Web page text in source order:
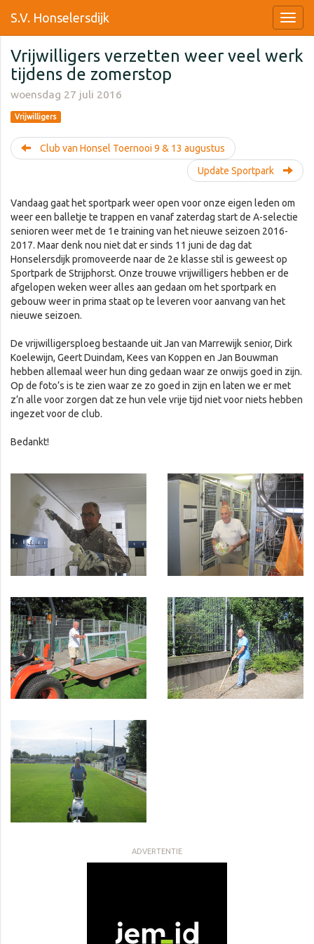
S.V. Honselersdijk
Vrijwilligers verzetten weer veel werk
tijdens de zomerstop
woensdag 27 juli 2016
Vrijwilligers
Club van Honsel Toernooi 9 & 13 augustus
Update Sportpark
Vandaag gaat het sportpark weer open voor onze eigen leden om
weer een balletje te trappen en vanaf zaterdag start de A-selectie
senioren weer met de 1e training van het nieuwe seizoen 2016-
2017. Maar denk nou niet dat er sinds 11 juni de dag dat
Honselersdijk promoveerde naar de 2e klasse stil is geweest op
Sportpark de Strijphorst. Onze trouwe vrijwilligers hebben er de
afgelopen weken weer alles aan gedaan om het sportpark en
gebouw weer in prima staat op te leveren voor aanvang van het
nieuwe seizoen.
De vrijwilligersploeg bestaande uit Jan van Marrewijk senior, Dirk
Koelewijn, Geert Duindam, Kees van Koppen en Jan Bouwman
hebben allemaal weer hun ding gedaan waar ze onwijs goed in zijn.
Op de foto’s is te zien waar ze zo goed in zijn en laten we er met
z’n alle voor zorgen dat ze hun vele vrije tijd niet voor niets hebben
ingezet voor de club.
Bedankt!
ADVERTENTIE